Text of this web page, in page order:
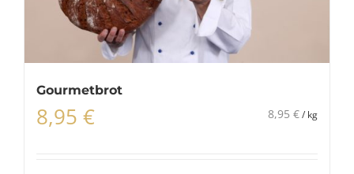
Gourmetbrot
8,95 € 8,95 €/ kg